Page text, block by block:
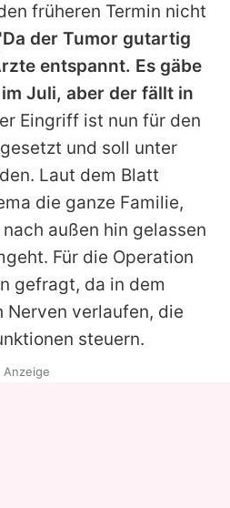
früheren Termin nicht
der Tumor gutartig
entspannt. Es gäbe
Juli, aber der fällt in
Eingriff ist nun für den
und soll unter
Laut dem Blatt
die ganze Familie,
außen hin gelassen
Für die Operation
gefragt, da in dem
Nerven verlaufen, die
steuern.
Anzeige